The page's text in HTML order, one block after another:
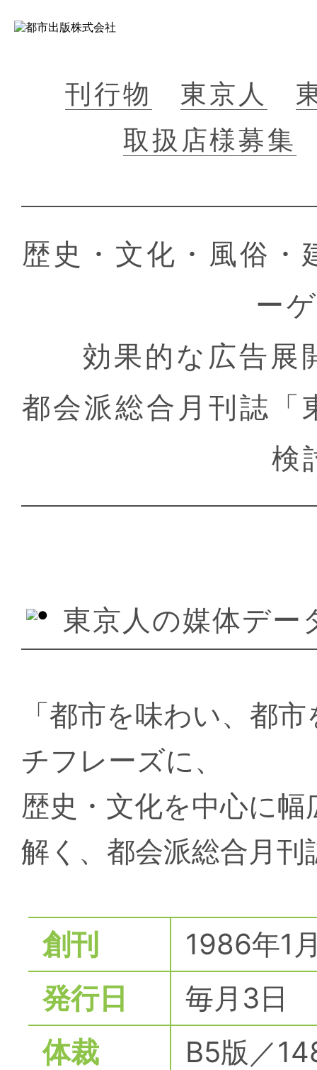
刊行物 東京人
取扱店様募集
歴史・文化・風俗
ー
効果的な広告展
都会派総合月刊誌
検
東京人の媒体デー
「都市を味わい、都
チフレーズに、
歴史・文化を中心に
解く、都会派総合月刊
創刊
1986年1
発行日
毎月3日
体裁
B5版／